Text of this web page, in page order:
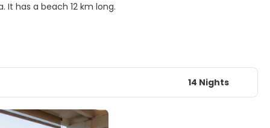
has a beach 12 km long.
14 Nights